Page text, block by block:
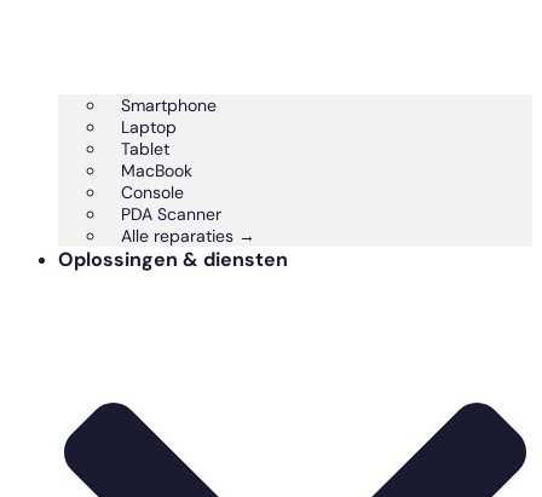
Smartphone
Laptop
Tablet
MacBook
Console
PDA Scanner
Alle reparaties →
Oplossingen & diensten